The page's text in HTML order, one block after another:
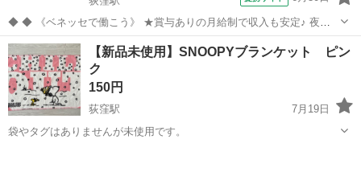
◆ ◆ 《ベネッセで働こう》 ★賞与ありの月給制で収入も安定♪ 夜勤
がない勤務でも月給制のため、 毎月安定した収入を確保でき、計画的
に生活を送ることができます。 ★正社員並みの充実した福利厚生 契約
社員の場合でも、正...
東京 杉並区 荻窪駅 介護
【新品未使用】SNOOPYブランケット ピン
ク
150円
荻窪駅
7月19日
袋やタグはありませんが未使用です。